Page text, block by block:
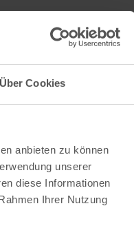
Über Cookies
anbieten zu können
unserer
diese Informationen
Ihrer Nutzung